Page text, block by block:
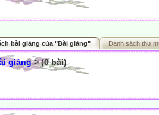
bài giảng của "Bài giảng" Danh sách thư
giảng> (0 bài)